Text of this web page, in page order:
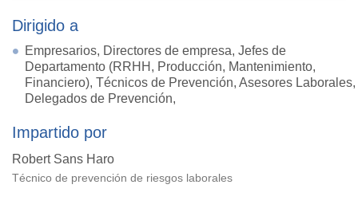
Dirigido a
Empresarios, Directores de empresa, Jefes de
Departamento (RRHH, Producción, Mantenimiento,
Financiero), Técnicos de Prevención, Asesores Laborales,
Delegados de Prevención,
Impartido por
Robert Sans Haro
Técnico de prevención de riesgos laborales